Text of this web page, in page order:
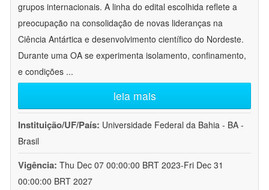
grupos internacionais. A linha do edital escolhida reflete a
preocupação na consolidação de novas lideranças na
Ciência Antártica e desenvolvimento científico do Nordeste.
Durante uma OA se experimenta isolamento, confinamento,
e condições ...
leia mais
Instituição/UF/País: Universidade Federal da Bahia - BA -
Brasil
Vigência: Thu Dec 07 00:00:00 BRT 2023-Fri Dec 31
00:00:00 BRT 2027